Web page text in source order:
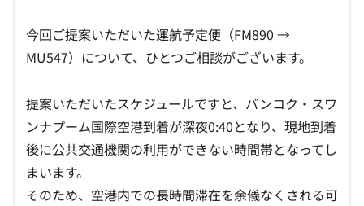
今回ご提案いただいた運航予定便（FM890 →
MU547）について、ひとつご相談がございます。
提案いただいたスケジュールですと、バンコク・スワ
ンナプーム国際空港到着が深夜0:40となり、現地到着
後に公共交通機関の利用ができない時間帯となってし
まいます。
そのため、空港内での長時間滞在を余儀なくされる可